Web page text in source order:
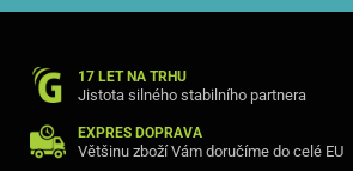
17 LET NA TRHU
Jistota silného stabilního partnera
EXPRES DOPRAVA
Většinu zboží Vám doručíme do celé EU